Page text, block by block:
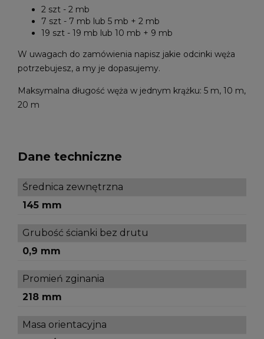
2 szt - 2 mb
7 szt - 7 mb lub 5 mb + 2 mb
19 szt - 19 mb lub 10 mb + 9 mb
W uwagach do zamówienia napisz jakie odcinki węża
potrzebujesz, a my je dopasujemy.
Maksymalna długość węża w jednym krążku: 5 m, 10 m,
20 m
Dane techniczne
Średnica zewnętrzna
145 mm
Grubość ścianki bez drutu
0,9 mm
Promień zginania
218 mm
Masa orientacyjna